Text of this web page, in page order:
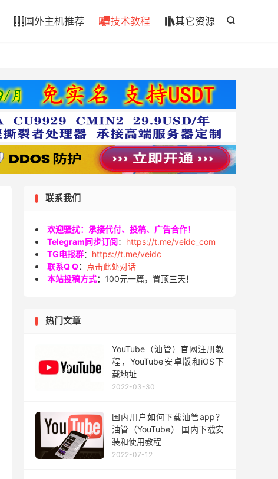

 国外主机推荐 技术教程 其它资源
联系我们
欢迎骚扰：承接代付、投稿、广告合作！
Telegram同步订阅： https://t.me/veidc_com
TG电报群： https://t.me/veidc
联系Q Q：
点击此处对话
本站投稿方式： 100元一篇，置顶三天！
热门文章
YouTube（油管）官网注册教
程，YouTube安卓版和iOS下
载地址
2022-03-30
国内用户如何下载油管app？
油管（YouTube） 国内下载安
装和使用教程
2022-07-12